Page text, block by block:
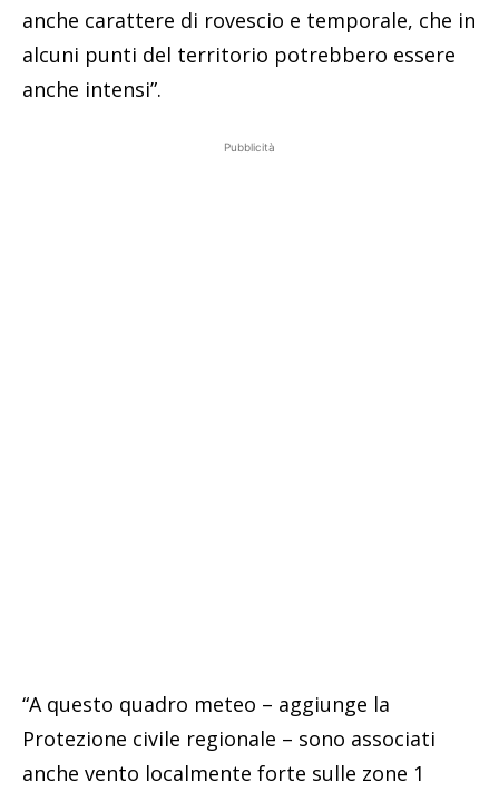
anche carattere di rovescio e temporale, che in
alcuni punti del territorio potrebbero essere
anche intensi”.
Pubblicità
“A questo quadro meteo – aggiunge la
Protezione civile regionale – sono associati
anche vento localmente forte sulle zone 1